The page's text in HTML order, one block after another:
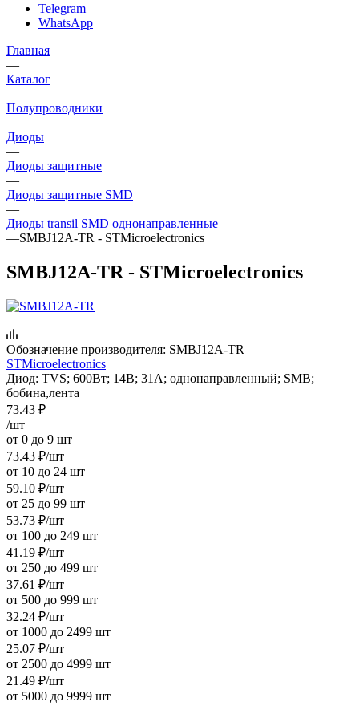
Telegram
WhatsApp
Главная
—
Каталог
—
Полупроводники
—
Диоды
—
Диоды защитные
—
Диоды защитные SMD
—
Диоды transil SMD однонаправленные
—SMBJ12A-TR - STMicroelectronics
SMBJ12A-TR - STMicroelectronics
Обозначение производителя: SMBJ12A-TR
STMicroelectronics
Диод: TVS; 600Вт; 14В; 31А; однонаправленный; SMB;
бобина,лента
73.43 ₽
/шт
от 0 до 9 шт
73.43 ₽/шт
от 10 до 24 шт
59.10 ₽/шт
от 25 до 99 шт
53.73 ₽/шт
от 100 до 249 шт
41.19 ₽/шт
от 250 до 499 шт
37.61 ₽/шт
от 500 до 999 шт
32.24 ₽/шт
от 1000 до 2499 шт
25.07 ₽/шт
от 2500 до 4999 шт
21.49 ₽/шт
от 5000 до 9999 шт